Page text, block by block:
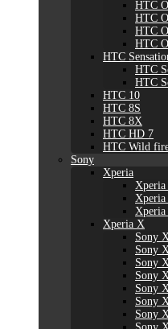
HTC
HTC
HTC
HTC
HTC
HTC
HTC
HTC 10
HTC 8S
HTC 8X
HTC HD 7
HTC Wild
Sony
Xperia
Xperia
Xperia
Xperia X
Sony
Sony
Sony
Sony
Sony
Sony
Sony